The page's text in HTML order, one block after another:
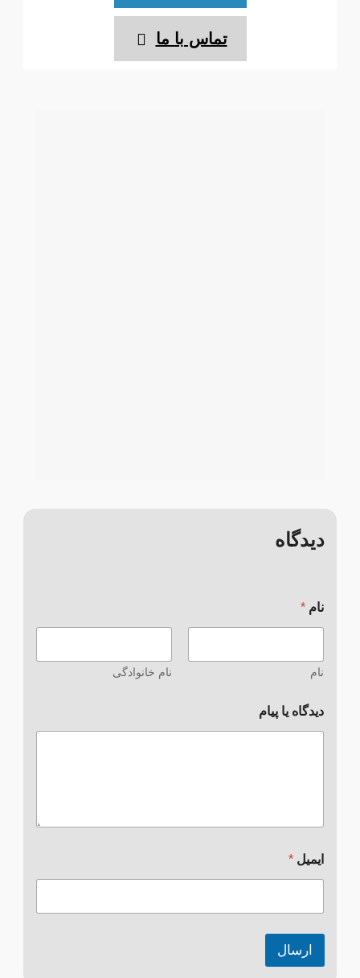
تماس با ما
دیدگاه
نام *
نام نام خانوادگی
دیدگاه یا پیام
ی
ا
د
د
ایمیل *
ارسال